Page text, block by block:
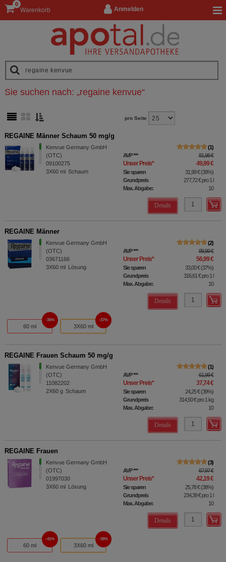
Anmelden
Warenkorb
0
Sie suchen nach: „regaine kenvue“
pro Seite
REGAINE Männer Schaum 50 mg/g
Kenvue Germany GmbH
(OTC)
09100275
3X60 ml Schaum
1
AVP*** 81,98 €
Unser Preis* 49,99 €
Sie sparen 31,99 €(39%)
Grundpreis
277,72 €pro 1 l
Max. Abgabe:
10
Details
REGAINE Männer
Kenvue Germany GmbH
(OTC)
03671166
3X60 ml Lösung
2
AVP*** 89,99 €
Unser Preis* 56,99 €
Sie sparen 33,00 €(37%)
Grundpreis
316,61 €pro 1 l
Max. Abgabe:
10
Details
60 ml
35%
3X60 ml
37%
REGAINE Frauen Schaum 50 mg/g
Kenvue Germany GmbH
(OTC)
11082202
2X60 g Schaum
1
AVP*** 61,99 €
Unser Preis* 37,74 €
Sie sparen 24,25 €(39%)
Grundpreis
314,50 €pro 1 kg
Max. Abgabe:
10
Details
REGAINE Frauen
Kenvue Germany GmbH
(OTC)
01997030
3X60 ml Lösung
3
AVP*** 67,97 €
Unser Preis* 42,19 €
Sie sparen 25,78 €(38%)
Grundpreis
234,39 €pro 1 l
Max. Abgabe:
10
Details
60 ml
41%
3X60 ml
38%